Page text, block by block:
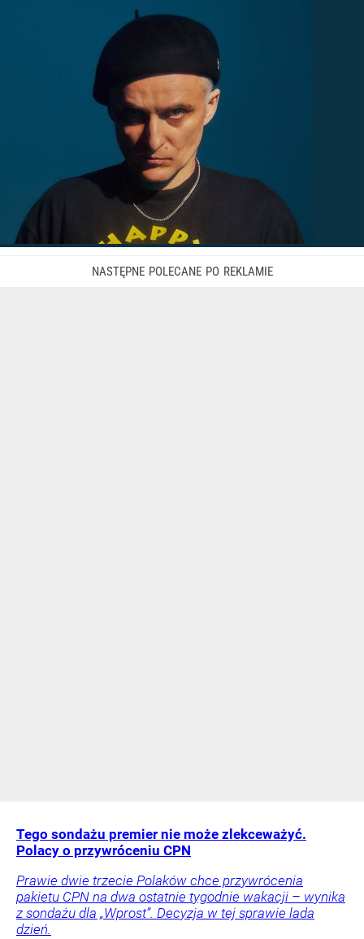
Tego sondażu premier nie może zlekceważyć.
Polacy o przywróceniu CPN
Prawie dwie trzecie Polaków chce przywrócenia
pakietu CPN na dwa ostatnie tygodnie wakacji – wynika
z sondażu dla „Wprost”. Decyzja w tej sprawie lada
dzień.